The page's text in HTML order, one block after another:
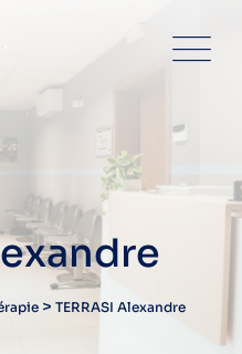
> TERRASI Alexandre